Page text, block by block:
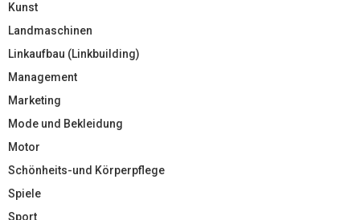
Kunst
Landmaschinen
Linkaufbau (Linkbuilding)
Management
Marketing
Mode und Bekleidung
Motor
Schönheits-und Körperpflege
Spiele
Sport